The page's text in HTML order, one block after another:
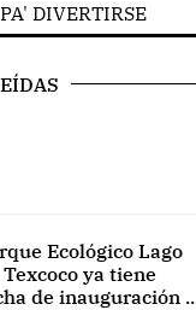
PA' DIVERTIRSE
Ecológico Lago
ya tiene
de inauguración ..